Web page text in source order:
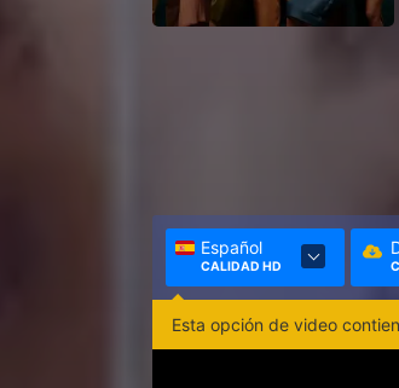
Español
CALIDAD HD
Esta opción de video